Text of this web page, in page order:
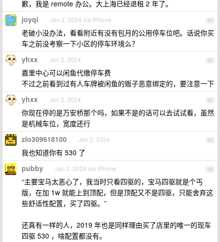
歉，我是 remote 办公。大上海已经退租 2 年了。
64
joyqi Jan 2, 2024 via iPhone
老破小没办法，看看附近有没有包月的公用停车位吧。话说你买
车之前没考察一下小区的停车环境么？
65
yhxx Jan 2, 2024
嘉里中心可以闲鱼代缴停车费
不过之前看到过有人车牌被闲鱼的贩子恶意绑定的，要注意一下
66
yhxx Jan 2, 2024
你现在停的是万安桥那个吗，如果不是的话可以去试试看，虽然
是机械车位，宽度还行
67
zlo309618100 Jan 2, 2024
我也知道你有 530 了
68
pubby Jan 2, 2024 via iPhone
“主要宝马太恶心了，我当时只看四驱的，宝马四驱就是个丐
版，在加 1w 就能上到顶配，但是顶配又不是四驱，只能舍弃这
些舒适性配置，买了四驱。”
还真有一样的人，2019 年也是同样理由买了店里的唯一的现车
四驱 530 ，啥配置都没有。